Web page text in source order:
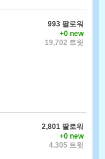
993 팔로워
+0 new
19,702 트윗
2,801 팔로워
+0 new
4,305 트윗